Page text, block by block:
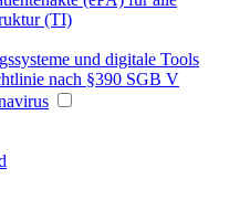
(TI)
und digitale Tools
nach §390 SGB V